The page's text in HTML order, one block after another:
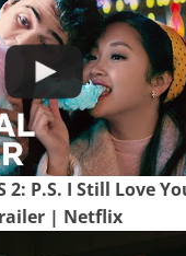
2: P.S. I Still Love
| Netflix